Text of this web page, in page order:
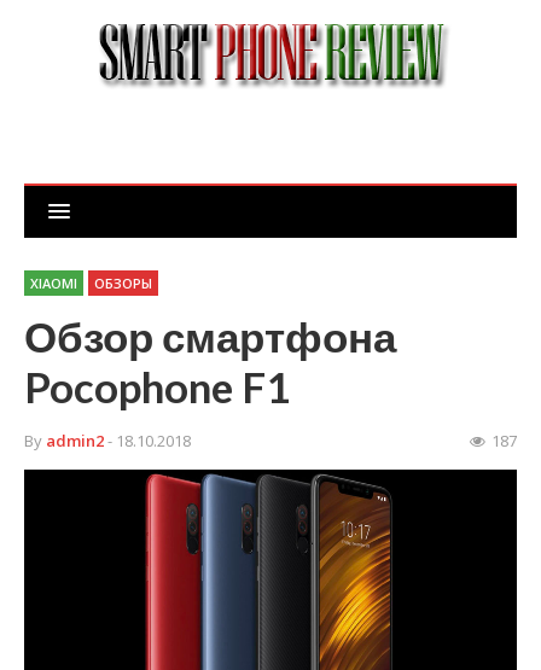
XIAOMI ОБЗОРЫ
Обзор смартфона
Pocophone F1
By admin2- 18.10.2018 187